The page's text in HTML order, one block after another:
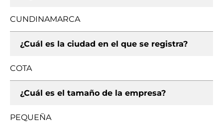
CUNDINAMARCA
¿Cuál es la ciudad en el que se registra?
COTA
¿Cuál es el tamaño de la empresa?
PEQUEÑA